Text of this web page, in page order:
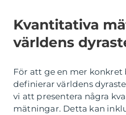
Kvantitativa
världens
För att ge en mer konkret
definierar världens
vi att presentera några
mätningar. Detta kan